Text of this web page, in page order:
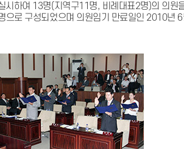
하여 13명(지역구11명, 비례대표2명)의 의원
로 구성되었으며 의원임기 만료일인 2010년